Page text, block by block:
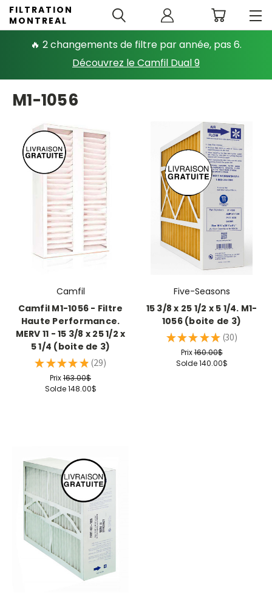
🔥 2 changements de filtre par année, pas 6.
Découvrez le Camfil Dual 9
FILTRATION
MONTREAL
M1-1056
Camfil
Camfil M1-1056 - Filtre
Haute Performance.
MERV 11 - 15 3/8 x 25 1/2 x
5 1/4 (boite de 3)
★ ★ ★ ★ ★ 29
29
Prix163.00$
Solde148.00$
Five-Seasons
15 3/8 x 25 1/2 x 5 1/4. M1-
1056 (boite de 3)
★ ★ ★ ★ ★ 30
30
Prix160.00$
Solde140.00$